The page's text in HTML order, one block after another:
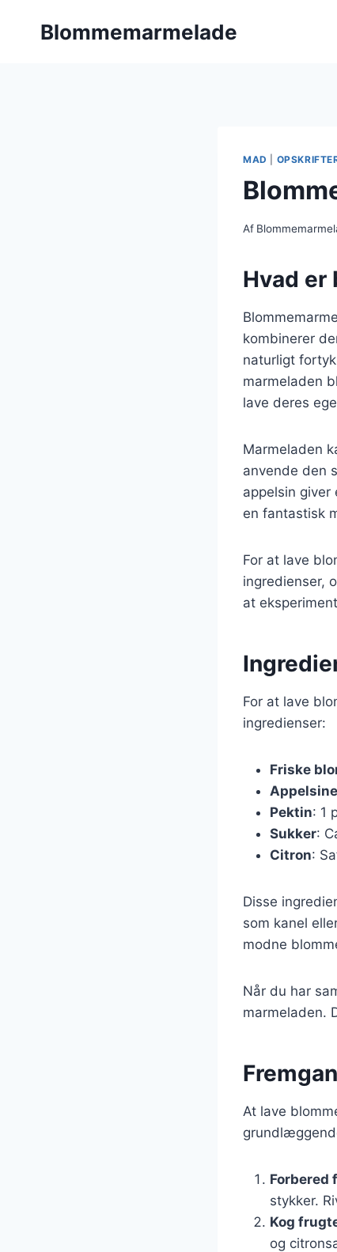
Blommemarmelade
MAD
Af
Hvad er
kombinerer
naturligt
marmeladen
lave deres
Marmeladen
anvende den
appelsin
en fantastisk
For at lave
ingredienser,
at
For at lave
ingredienser:
Friske
Pektin: 1
Sukker:
Citron:
Disse
som kanel
modne
Når du har
marmeladen.
At lave
Forbered
stykker.
Kog
og